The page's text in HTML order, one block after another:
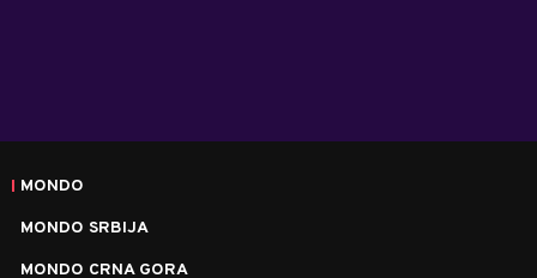
MONDO
MONDO SRBIJA
MONDO CRNA GORA